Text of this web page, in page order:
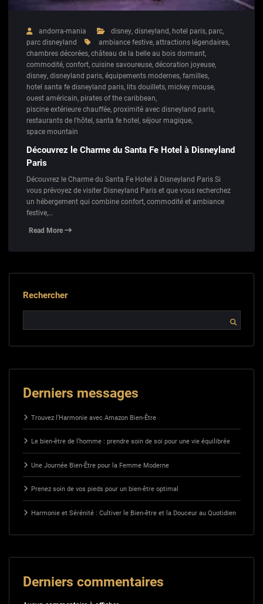
andorra-mania disney, disneyland, hotel paris, parc,
parc disneyland
ambiance festive, attractions légendaires,
chambres décorées, château de la belle au bois dormant,
commodité, confort, cuisine savoureuse, décoration joyeuse,
disney, disneyland paris, équipements modernes, familles,
hotel santa fe disneyland paris, lits douillets, mickey mouse,
ouest américain, pirates of the caribbean,
piscine extérieure chauffée, proximité avec disneyland paris,
restaurants de l'hôtel, santa fe hotel, séjour magique,
space mountain
Découvrez le Charme du Santa Fe Hotel à Disneyland
Paris
Découvrez le Charme du Santa Fe Hotel à Disneyland Paris Si
vous prévoyez de visiter Disneyland Paris et que vous recherchez
un hébergement qui combine confort, commodité et ambiance
festive,…
Read More
Rechercher
Derniers messages
Trouvez l’Harmonie avec Amazon Bien-Être
Le bien-être de l’homme : prendre soin de soi pour une vie équilibrée
Une Journée Bien-Être pour la Femme Moderne
Prenez soin de vos pieds pour un bien-être optimal
Harmonie et Sérénité : Cultiver le Bien-être et la Douceur au Quotidien
Derniers commentaires